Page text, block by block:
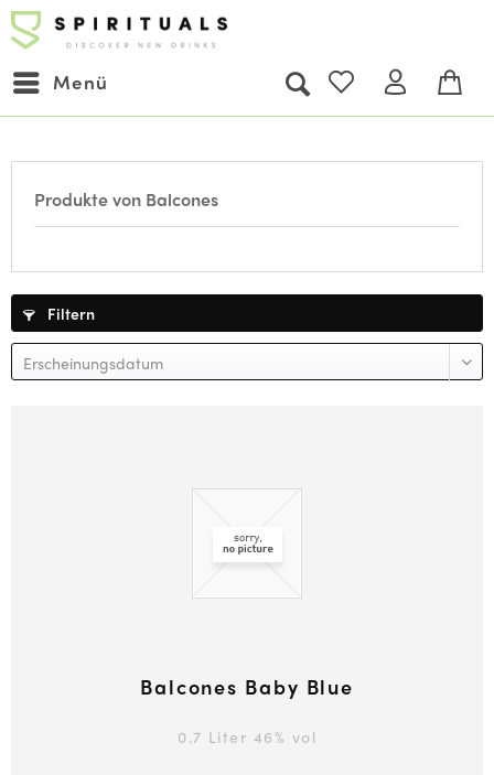
Menü
Produkte von Balcones
Filtern
Balcones Baby Blue
0.7 Liter 46% vol